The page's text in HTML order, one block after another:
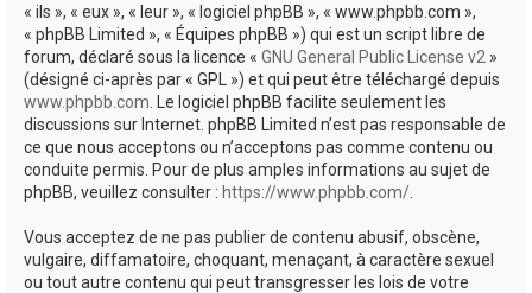
« ils », « eux », « leur », « logiciel phpBB », « www.phpbb.com »,
« phpBB Limited », « Équipes phpBB ») qui est un script libre de
forum, déclaré sous la licence « GNU General Public License v2 »
(désigné ci-après par « GPL ») et qui peut être téléchargé depuis
www.phpbb.com . Le logiciel phpBB facilite seulement les
discussions sur Internet. phpBB Limited n’est pas responsable de
ce que nous acceptons ou n’acceptons pas comme contenu ou
conduite permis. Pour de plus amples informations au sujet de
phpBB, veuillez consulter : https://www.phpbb.com/
Vous acceptez de ne pas publier de contenu abusif, obscène,
vulgaire, diffamatoire, choquant, menaçant, à caractère sexuel
ou tout autre contenu qui peut transgresser les lois de votre